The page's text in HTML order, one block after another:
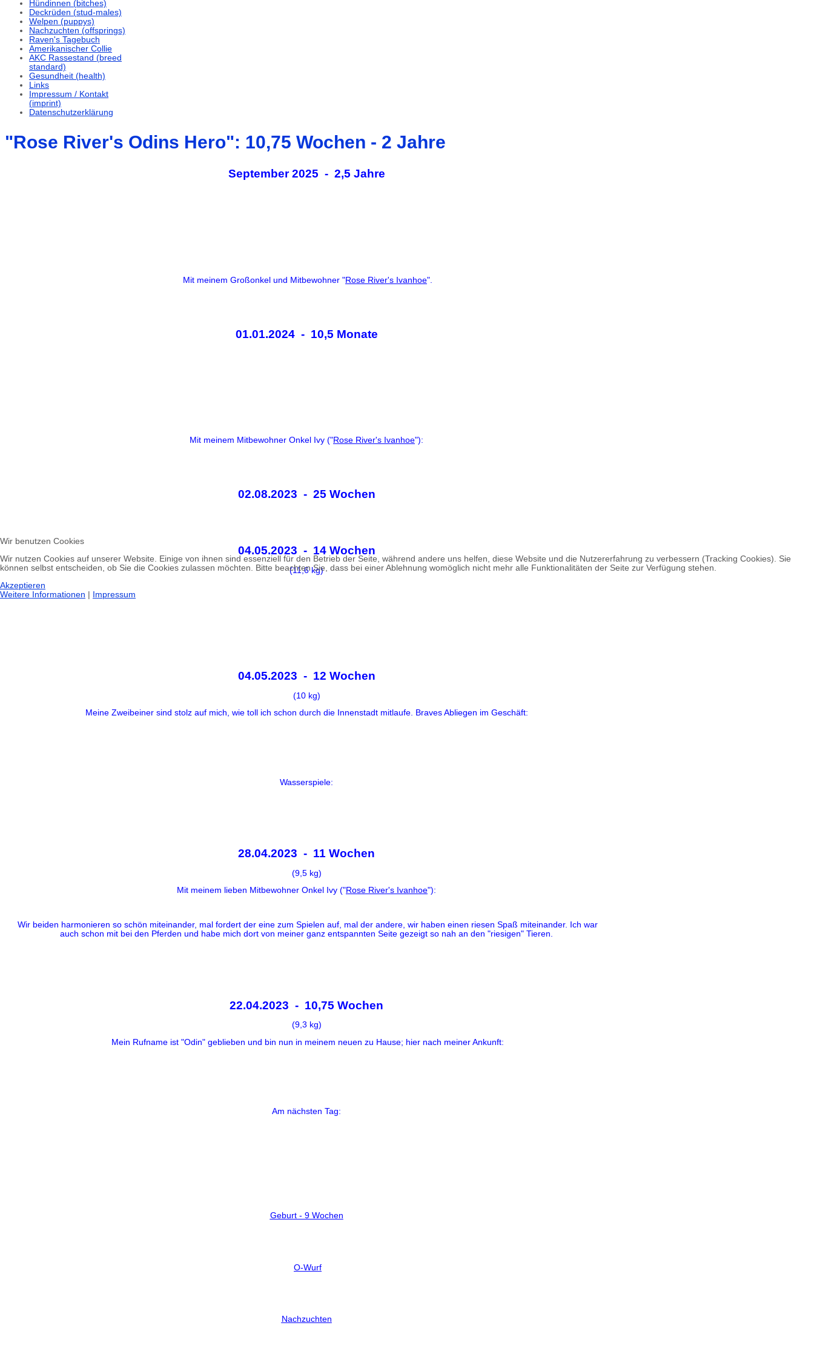
Hündinnen (bitches)
Deckrüden (stud-males)
Welpen (puppys)
Nachzuchten (offsprings)
Raven's Tagebuch
Amerikanischer Collie
AKC Rassestand (breed
standard)
Gesundheit (health)
Links
Impressum / Kontakt
(imprint)
Datenschutzerklärung
"Rose River's Odins Hero": 10,75 Wochen - 2 Jahre
September 2025 - 2,5 Jahre
Mit meinem Großonkel und Mitbewohner "Rose River's Ivanhoe".
01.01.2024 - 10,5 Monate
Mit meinem Mitbewohner Onkel Ivy ("Rose River's Ivanhoe"):
02.08.2023 - 25 Wochen
04.05.2023 - 14 Wochen
(11,6 kg)
04.05.2023 - 12 Wochen
(10 kg)
Meine Zweibeiner sind stolz auf mich, wie toll ich schon durch die Innenstadt mitlaufe. Braves Abliegen im Geschäft:
Wasserspiele:
28.04.2023 - 11 Wochen
(9,5 kg)
Mit meinem lieben Mitbewohner Onkel Ivy ("Rose River's Ivanhoe"):
Wir beiden harmonieren so schön miteinander, mal fordert der eine zum Spielen auf, mal der andere, wir haben einen riesen Spaß miteinander. Ich war
auch schon mit bei den Pferden und habe mich dort von meiner ganz entspannten Seite gezeigt so nah an den "riesigen" Tieren.
22.04.2023 - 10,75 Wochen
(9,3 kg)
Mein Rufname ist "Odin" geblieben und bin nun in meinem neuen zu Hause; hier nach meiner Ankunft:
Am nächsten Tag:
Geburt - 9 Wochen
O-Wurf
Nachzuchten
Wir benutzen Cookies
Wir nutzen Cookies auf unserer Website. Einige von ihnen sind essenziell für den Betrieb der Seite, während andere uns helfen, diese Website und die Nutzererfahrung zu verbessern (Tracking Cookies). Sie
können selbst entscheiden, ob Sie die Cookies zulassen möchten. Bitte beachten Sie, dass bei einer Ablehnung womöglich nicht mehr alle Funktionalitäten der Seite zur Verfügung stehen.
Akzeptieren
Weitere Informationen | Impressum